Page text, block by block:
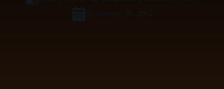
November 20, 2012